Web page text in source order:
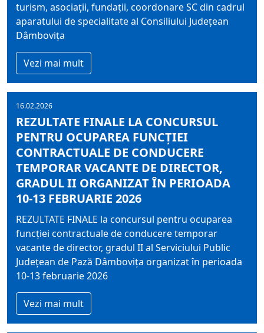
turism, asociații, fundații, coordonare SC din cadrul
aparatului de specialitate al Consiliului Județean
Dâmbovița
Vezi mai mult
16.02.2026
REZULTATE FINALE LA CONCURSUL
PENTRU OCUPAREA FUNCŢIEI
CONTRACTUALE DE CONDUCERE
TEMPORAR VACANTE DE DIRECTOR,
GRADUL II ORGANIZAT ÎN PERIOADA
10-13 FEBRUARIE 2026
REZULTATE FINALE la concursul pentru ocuparea
funcţiei contractuale de conducere temporar
vacante de director, gradul II al Serviciului Public
Judeţean de Pază Dâmboviţa organizat în perioada
10-13 februarie 2026
Vezi mai mult